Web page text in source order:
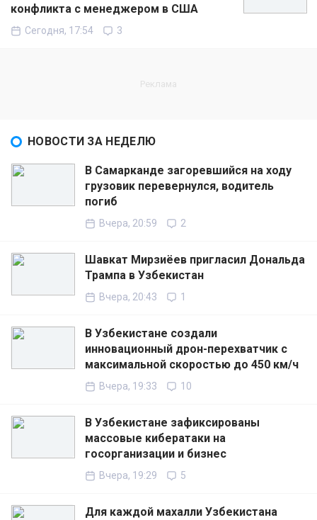
конфликта с менеджером в США
Сегодня, 17:54 3
НОВОСТИ ЗА НЕДЕЛЮ
В Самарканде загоревшийся на ходу
грузовик перевернулся, водитель
погиб
Вчера, 20:59 2
Шавкат Мирзиёев пригласил Дональда
Трампа в Узбекистан
Вчера, 20:43 1
В Узбекистане создали
инновационный дрон-перехватчик с
максимальной скоростью до 450 км/ч
Вчера, 19:33 10
В Узбекистане зафиксированы
массовые кибератаки на
госорганизации и бизнес
Вчера, 19:29 5
Для каждой махалли Узбекистана